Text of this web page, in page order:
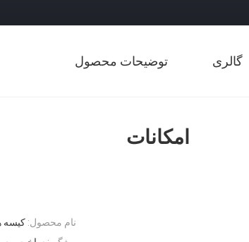
گالری توضیحات محصول
امکانات
نام محصول: کیسه